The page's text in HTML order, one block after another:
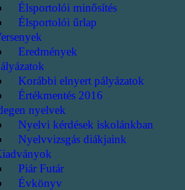
Élsportolói minősítés
Élsportolói űrlap
Eredmények
Korábbi elnyert pályázatok
Értékmentés 2016
nyelvek
Nyelvi kérdések iskolánkban
Nyelvvizsgás diákjaink
Piár Futár
Évkönyv